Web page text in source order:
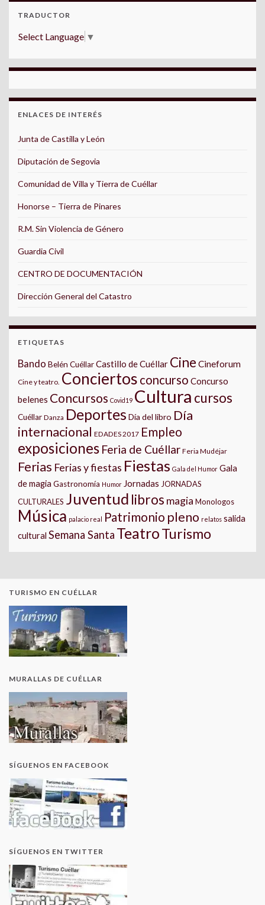
TRADUCTOR
Select Language ▼
ENLACES DE INTERÉS
Junta de Castilla y León
Diputación de Segovia
Comunidad de Villa y Tierra de Cuéllar
Honorse – Tierra de Pinares
R.M. Sin Violencia de Género
Guardia Civil
CENTRO DE DOCUMENTACIÓN
Dirección General del Catastro
ETIQUETAS
Bando Belén CuéllarCastillo de Cuéllar Cine Cineforum
Cine y teatro. Conciertos concurso Concurso
belenes Concursos Covid19 Cultura cursos
Cuéllar Danza Deportes Día del libro Día
internacional EDADES 2017 Empleo
exposiciones Feria de Cuéllar Feria Mudéjar
Ferias Ferias y fiestas Fiestas Gala del Humor Gala
de magia Gastronomía Humor Jornadas JORNADAS
CULTURALES Juventud libros magia Monologos
Música palacio real Patrimonio pleno relatos salida
cultural Semana Santa TeatroTurismo
TURISMO EN CUÉLLAR
MURALLAS DE CUÉLLAR
SÍGUENOS EN FACEBOOK
SÍGUENOS EN TWITTER